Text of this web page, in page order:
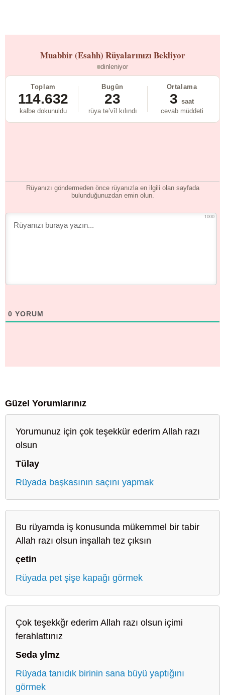
Muabbir (Esahh) Rüyalarınızı Bekliyor
dinleniyor
Toplam
114.632
kalbe dokunuldu
Bugün
23
rüya te’vîl kılındı
Ortalama
3 saat
cevab müddeti
Rüyanızı göndermeden önce rüyanızla en ilgili olan sayfada
bulunduğunuzdan emin olun.
1000
0 YORUM
Güzel Yorumlarınız
Yorumunuz için çok teşekkür ederim Allah razı
olsun
Tülay
Rüyada başkasının saçını yapmak
Bu rüyamda iş konusunda mükemmel bir tabir
Allah razı olsun inşallah tez çıksın
çetin
Rüyada pet şişe kapağı görmek
Çok teşekkğr ederim Allah razı olsun içimi
ferahlattınız
Seda ylmz
Rüyada tanıdık birinin sana büyü yaptığını
görmek